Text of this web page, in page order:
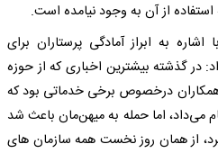
استفاده از آن به وجود نیامده است.
به ابراز آمادگی پرستاران برای
در گذشته بیشترین اخباری که از حوزه
درخصوص برخی خدماتی بود که
می‌داد، اما حمله به میهن‌مان باعث شد
از همان روز نخست همه سازمان های